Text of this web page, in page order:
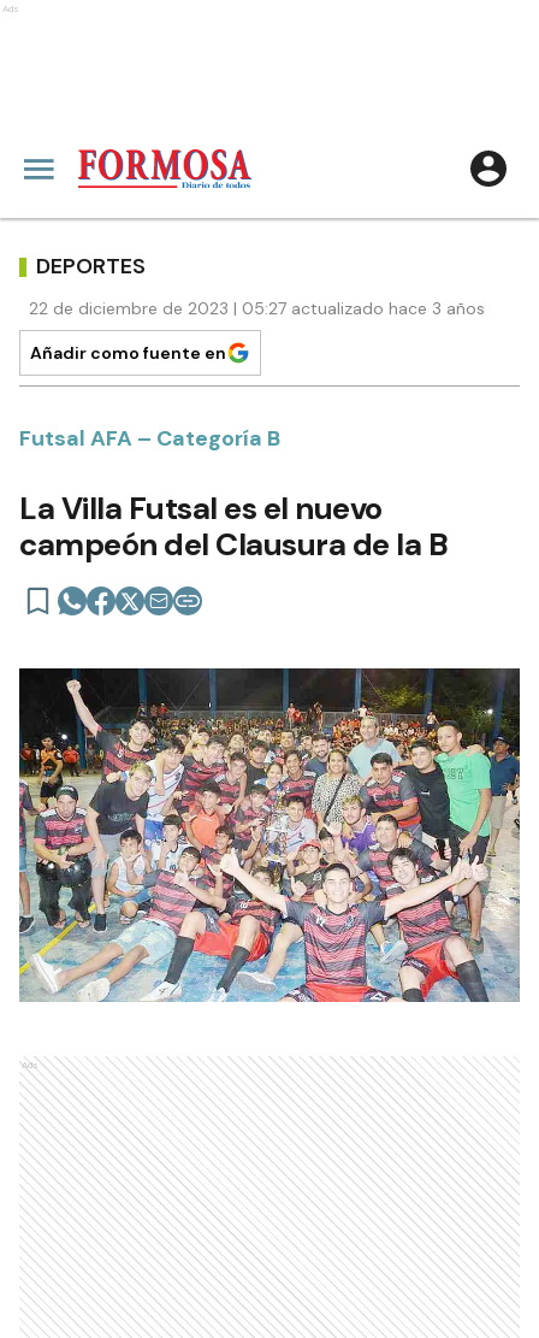
Ads
DEPORTES
22 de diciembre de 2023 | 05:27 actualizado hace 3 años
Añadir como fuente en
Futsal AFA – Categoría B
La Villa Futsal es el nuevo
campeón del Clausura de la B
Ads